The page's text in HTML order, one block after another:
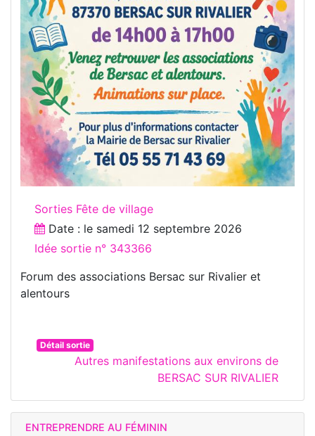
Sorties Fête de village
Date : le samedi 12 septembre 2026
Idée sortie n° 343366
Forum des associations Bersac sur Rivalier et
alentours
Détail sortie
Autres manifestations aux environs de
BERSAC SUR RIVALIER
ENTREPRENDRE AU FÉMININ